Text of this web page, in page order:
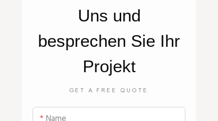
Uns und
besprechen Sie Ihr
Projekt
GET A FREE QUOTE